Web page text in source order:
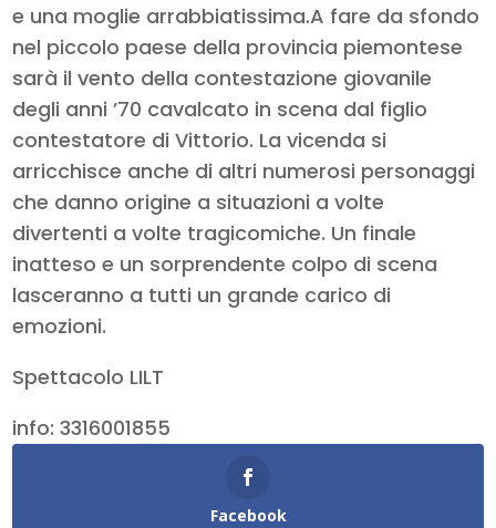
e una moglie arrabbiatissima.A fare da sfondo
nel piccolo paese della provincia piemontese
sarà il vento della contestazione giovanile
degli anni ’70 cavalcato in scena dal figlio
contestatore di Vittorio. La vicenda si
arricchisce anche di altri numerosi personaggi
che danno origine a situazioni a volte
divertenti a volte tragicomiche. Un finale
inatteso e un sorprendente colpo di scena
lasceranno a tutti un grande carico di
emozioni.
Spettacolo LILT
info: 3316001855
Facebook